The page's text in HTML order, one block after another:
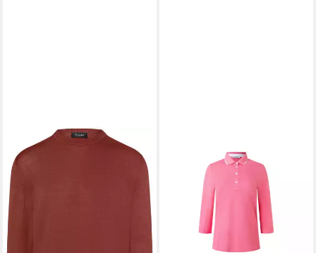
MAERZ MUENCHEN
Strickpullover
102,95 €
Poloshirt Maerz Muenchen
193000 Langarm-Poloshirt
Damen Bekleidung
89,95 €
lieferbar - in 2-3 Werktagen bei dir